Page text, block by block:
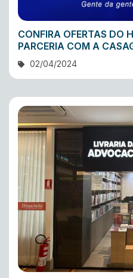
CONFIRA OFERTAS DO
PARCERIA COM A
02/04/2024